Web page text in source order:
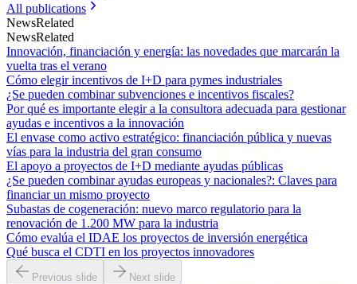
All publications
NewsRelated
NewsRelated
Innovación, financiación y energía: las novedades que marcarán la
vuelta tras el verano
Cómo elegir incentivos de I+D para pymes industriales
¿Se pueden combinar subvenciones e incentivos fiscales?
Por qué es importante elegir a la consultora adecuada para gestionar
ayudas e incentivos a la innovación
El envase como activo estratégico: financiación pública y nuevas
vías para la industria del gran consumo
El apoyo a proyectos de I+D mediante ayudas públicas
¿Se pueden combinar ayudas europeas y nacionales?: Claves para
financiar un mismo proyecto
Subastas de cogeneración: nuevo marco regulatorio para la
renovación de 1.200 MW para la industria
Cómo evalúa el IDAE los proyectos de inversión energética
Qué busca el CDTI en los proyectos innovadores
Previous slide Next slide